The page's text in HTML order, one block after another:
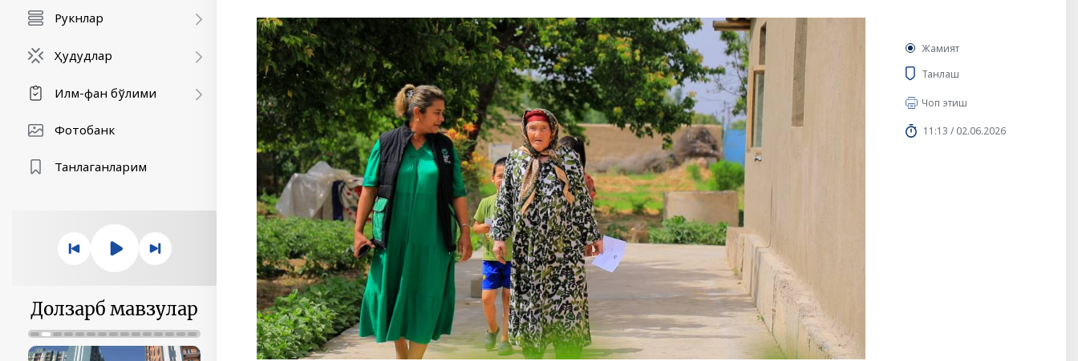
Рукнлар
Ҳудудлар
Илм-фан бўлими
Фотобанк
Танлаганларим
Долзарб мавзулар
Жамият
Танлаш
Чоп этиш
11:13 / 02.06.2026